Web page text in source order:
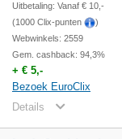
Uitbetaling: Vanaf € 10,-
(1000 Clix-punten
)
Webwinkels: 2559
Gem. cashback: 94,3%
+ € 5,-
Bezoek EuroClix
Details